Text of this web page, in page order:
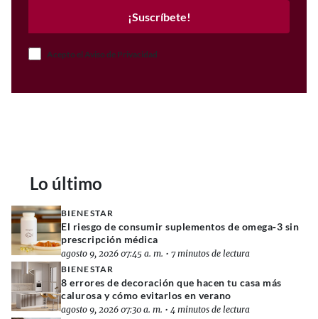
¡Suscríbete!
Acepto el Aviso de Privacidad
Lo último
BIENESTAR
El riesgo de consumir suplementos de omega‑3 sin
prescripción médica
agosto 9, 2026 07:45 a. m. • 7 minutos de lectura
BIENESTAR
8 errores de decoración que hacen tu casa más
calurosa y cómo evitarlos en verano
agosto 9, 2026 07:30 a. m. • 4 minutos de lectura